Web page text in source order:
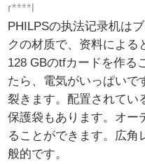
r****l
PHILPSの执法记录机は
クの材质で、资料による
128 GBのtfカードを作る
たら、電気がいっぱいで
裂きます。配置されてい
保護袋もあります。オー
ることができます。広角
般的です。